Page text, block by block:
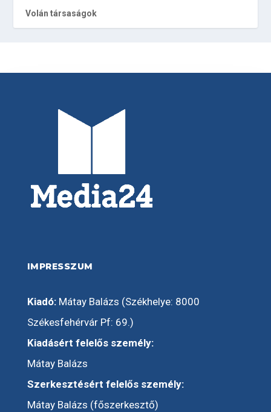
Volán társaságok
IMPRESSZUM
Kiadó:Mátay Balázs (Székhelye: 8000
Székesfehérvár Pf: 69.)
Kiadásért felelős személy:
Mátay Balázs
Szerkesztésért felelős személy:
Mátay Balázs (főszerkesztő)